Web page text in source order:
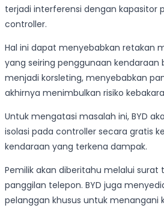
terjadi interferensi dengan kapasitor
controller.
Hal ini dapat menyebabkan retakan
yang seiring penggunaan kendaraan
menjadi korsleting, menyebabkan
akhirnya menimbulkan risiko
Untuk mengatasi masalah ini, BYD
isolasi pada controller secara gratis
kendaraan yang terkena dampak.
Pemilik akan diberitahu melalui surat
panggilan telepon. BYD juga
pelanggan khusus untuk menangani